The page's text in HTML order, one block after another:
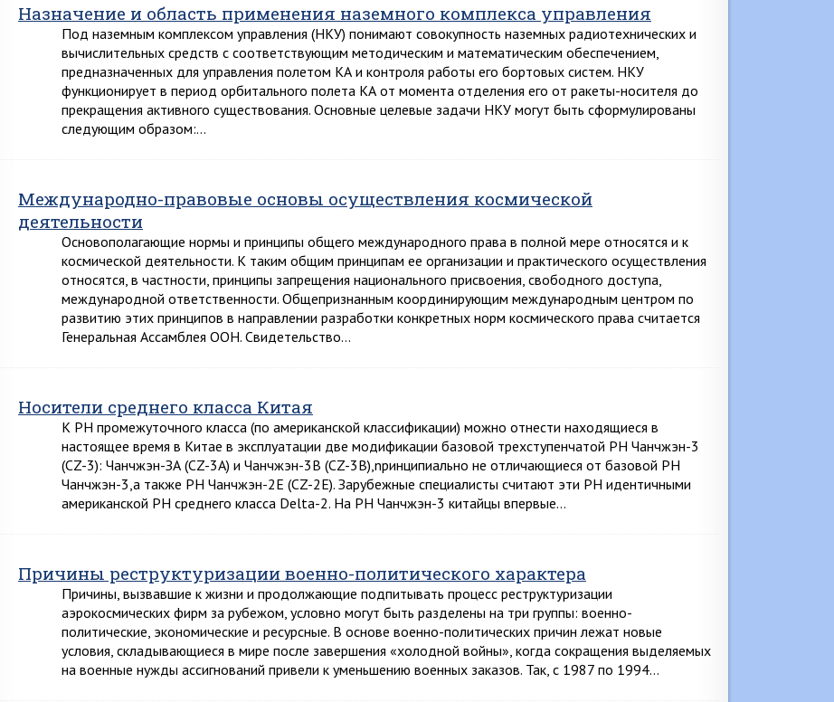
Назначение и область применения наземного комплекса управления
Под наземным комплексом управления (НКУ) понимают совокупность наземных радиотехнических и
вычислительных средств с соответствующим методическим и математическим обеспечением,
предназначенных для управления полетом КА и контроля работы его бортовых систем. НКУ
функционирует в период орбитального полета КА от момента отделения его от ракеты-носителя до
прекращения активного существования. Основные целевые задачи НКУ могут быть сформулированы
следующим образом:…
Международно-правовые основы осуществления космической
деятельности
Основополагающие нормы и принципы общего международного права в полной мере относятся и к
космической деятельности. К таким общим принципам ее организации и практического осуществления
относятся, в частности, принципы запрещения национального присвоения, свободного доступа,
международной ответственности. Общепризнанным координирующим международным центром по
развитию этих принципов в направлении разработки конкретных норм космического права считается
Генеральная Ассамблея ООН. Свидетельство…
Носители среднего класса Китая
К РН промежуточного класса (по американской классификации) можно отнести находящиеся в
настоящее время в Китае в эксплуатации две модификации базовой трехступенчатой РН Чанчжэн-3
(CZ-3): Чанчжэн-ЗА (CZ-3A) и Чанчжэн-3В (CZ-3B),npинципиально не отличающиеся от базовой РН
Чанчжэн-3,а также РН Чанчжэн-2Е (CZ-2E). Зарубежные специалисты считают эти РН идентичными
американской РН среднего класса Delta-2. На РН Чанчжэн-3 китайцы впервые…
Причины реструктуризации военно-политического характера
Причины, вызвавшие к жизни и продолжающие подпитывать процесс реструктуризации
аэрокосмических фирм за рубежом, условно могут быть разделены на три группы: военно-
политические, экономические и ресурсные. В основе военно-политических причин лежат новые
условия, складывающиеся в мире после завершения «холодной войны», когда сокращения выделяемых
на военные нужды ассигнований привели к уменьшению военных заказов. Так, с 1987 по 1994…